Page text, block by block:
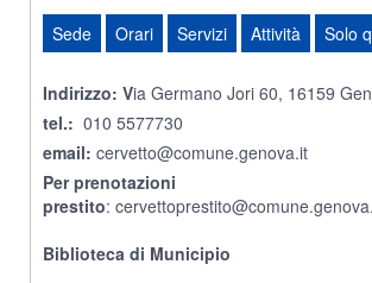
Sede Orari Servizi Attività Solo
Indirizzo: Via Germano Jori 60, 16159
tel.: 010 5577730
email: cervetto@comune.genova.it
Per prenotazioni
prestito:
Biblioteca di Municipio